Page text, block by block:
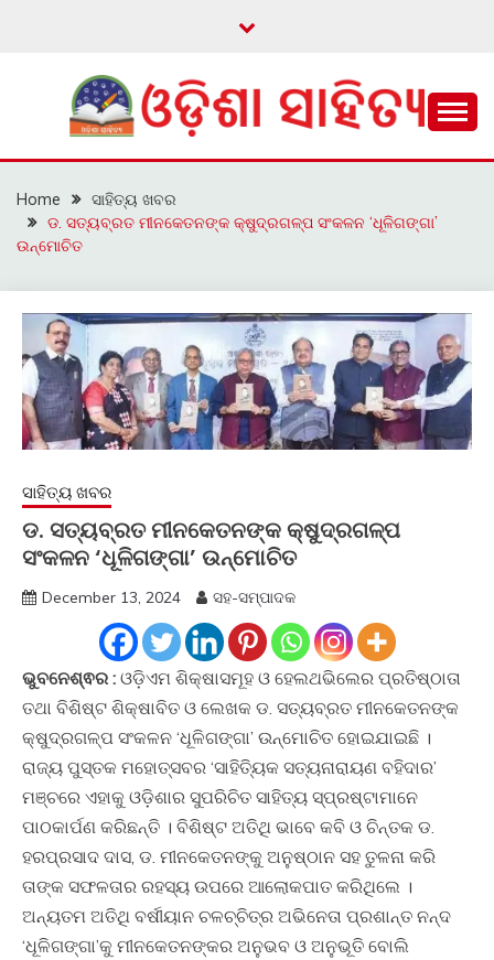
ଓଡ଼ିଶା ସାହିତ୍ୟ
Home
ସାହିତ୍ୟ ଖବର
ଡ. ସତ୍ୟବ୍ରତ ମୀନକେତନଙ୍କ କ୍ଷୁଦ୍ରଗଳ୍ପ ସଂକଳନ ‘ଧୂଳିଗଙ୍ଗା’
ଉନ୍ମୋଚିତ
ସାହିତ୍ୟ ଖବର
ଡ. ସତ୍ୟବ୍ରତ ମୀନକେତନଙ୍କ କ୍ଷୁଦ୍ରଗଳ୍ପ
ସଂକଳନ ‘ଧୂଳିଗଙ୍ଗା’ ଉନ୍ମୋଚିତ
December 13, 2024 ସହ-ସମ୍ପାଦକ
ଭୁବନେଶ୍ଵର : ଓଡ଼ିଏମ ଶିକ୍ଷାସମୂହ ଓ ହେଲଥଭିଲେର ପ୍ରତିଷ୍ଠାତା
ତଥା ବିଶିଷ୍ଟ ଶିକ୍ଷାବିତ ଓ ଲେଖକ ଡ. ସତ୍ୟବ୍ରତ ମୀନକେତନଙ୍କ
କ୍ଷୁଦ୍ରଗଳ୍ପ ସଂକଳନ ‘ଧୂଳିଗଙ୍ଗା’ ଉନ୍ମୋଚିତ ହୋଇଯାଇଛି ।
ରାଜ୍ୟ ପୁସ୍ତକ ମହୋତ୍ସବର ‘ସାହିତ୍ୟିକ ସତ୍ୟନାରାୟଣ ବହିଦାର’
ମଞ୍ଚରେ ଏହାକୁ ଓଡ଼ିଶାର ସୁପରିଚିତ ସାହିତ୍ୟ ସ୍ପ୍ରଷ୍ଟାମାନେ
ପାଠକାର୍ପଣ କରିଛନ୍ତି । ବିଶିଷ୍ଟ ଅତିଥି ଭାବେ କବି ଓ ଚିନ୍ତକ ଡ.
ହରପ୍ରସାଦ ଦାସ, ଡ. ମୀନକେତନଙ୍କୁ ଅନୁଷ୍ଠାନ ସହ ତୁଳନା କରି
ତାଙ୍କ ସଫଳତାର ରହସ୍ୟ ଉପରେ ଆଲୋକପାତ କରିଥିଲେ ।
ଅନ୍ୟତମ ଅତିଥି ବର୍ଷୀୟାନ ଚଳଚ୍ଚିତ୍ର ଅଭିନେତା ପ୍ରଶାନ୍ତ ନନ୍ଦ
‘ଧୂଳିଗଙ୍ଗା’କୁ ମୀନକେତନଙ୍କର ଅନୁଭବ ଓ ଅନୁଭୂତି ବୋଲି